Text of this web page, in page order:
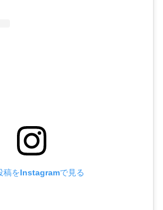
稿をInstagramで見る